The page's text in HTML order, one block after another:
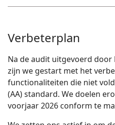
Verbeterplan
Na de audit uitgevoerd door
zijn we gestart met het
functionaliteiten die niet
(AA) standard. We doelen
voorjaar 2026 conform te